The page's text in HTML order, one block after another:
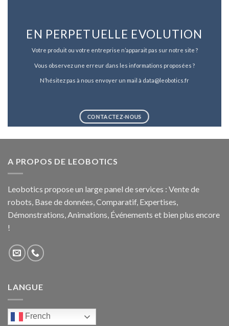
EN PERPETUELLE EVOLUTION
Votre produit ou votre entreprise n’apparait pas sur notre site ?
Vous observez une erreur dans les informations proposées ?
N’hésitez pas à nous envoyer un mail à data@leobotics.fr
CONTACTEZ-NOUS
A PROPOS DE LEOBOTICS
Leobotics propose un large panel de services : Vente de
robots, Base de données, Comparatif, Expertises,
Démonstrations, Animations, Événements et bien plus encore
!
LANGUE
French